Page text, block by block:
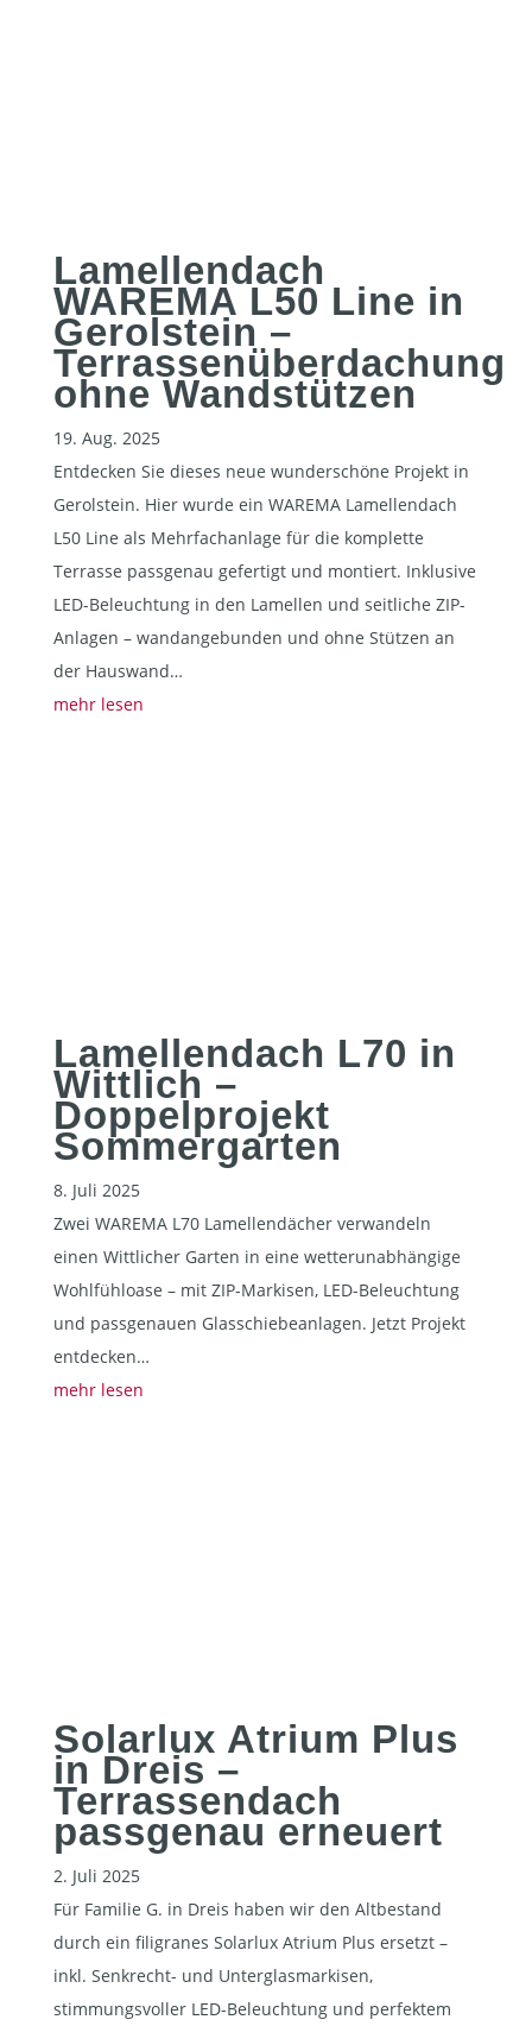
Lamellendach
WAREMA L50 Line in
Gerolstein –
Terrassenüberdachung
ohne Wandstützen
19. Aug. 2025
Entdecken Sie dieses neue wunderschöne Projekt in
Gerolstein. Hier wurde ein WAREMA Lamellendach
L50 Line als Mehrfachanlage für die komplette
Terrasse passgenau gefertigt und montiert. Inklusive
LED-Beleuchtung in den Lamellen und seitliche ZIP-
Anlagen – wandangebunden und ohne Stützen an
der Hauswand…
mehr lesen
Lamellendach L70 in
Wittlich –
Doppelprojekt
Sommergarten
8. Juli 2025
Zwei WAREMA L70 Lamellendächer verwandeln
einen Wittlicher Garten in eine wetterunabhängige
Wohlfühloase – mit ZIP-Markisen, LED-Beleuchtung
und passgenauen Glas­schiebeanlagen. Jetzt Projekt
entdecken…
mehr lesen
Solarlux Atrium Plus
in Dreis –
Terrassendach
passgenau erneuert
2. Juli 2025
Für Familie G. in Dreis haben wir den Altbestand
durch ein filigranes Solarlux Atrium Plus ersetzt –
inkl. Senkrecht- und Unterglasmarkisen,
stimmungsvoller LED-Beleuchtung und perfektem